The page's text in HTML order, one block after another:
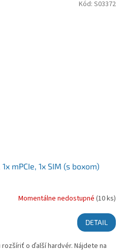
mPCIe, 1x SIM (s boxom)
Momentálne nedostupné (10 ks)
DETAIL
rozšíriť o ďalší hardvér. Nájdete na
Kód: S03372